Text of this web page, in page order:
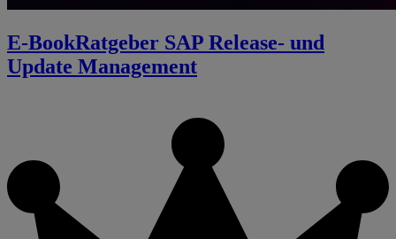
E-BookRatgeber SAP Release- und
Update Management